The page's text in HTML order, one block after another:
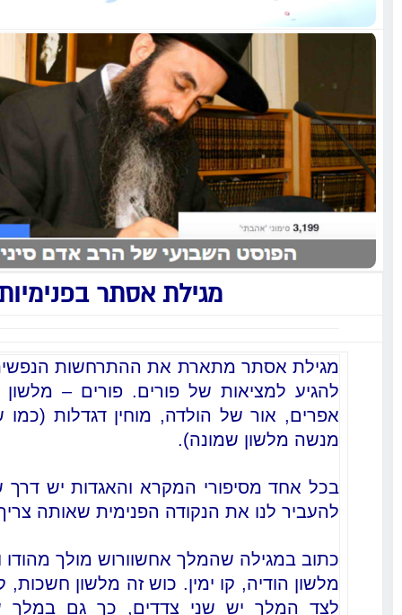
מגילת אסתר
מגילת אסתר מתארת את ההתרחשות
להגיע למציאות של פורים. פורים –
אפרים, אור של הולדה, מוחין דגדלות (כמו
מנשה מלשון שמונה).
בכל אחד מסיפורי המקרא והאגדות יש דרך
להעביר לנו את הנקודה הפנימית שאותה
כתוב במגילה שהמלך אחשוורוש מולך מהודו
מלשון הודיה, קו ימין. כוש זה מלשון חשכות,
לצד המלך יש שני צדדים, כך גם במלך